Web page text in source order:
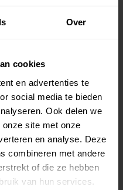
Over
cookies
en advertenties te
social media te bieden
Ook delen we
site met onze
en analyse. Deze
combineren met andere
of die ze hebben
van hun services.
is er altijd een sport
Inspiratie